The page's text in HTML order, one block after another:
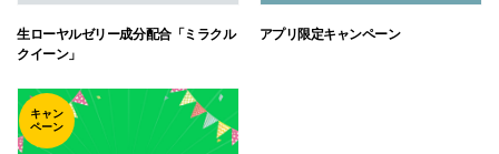
生ローヤルゼリー成分配合「ミラクル
クイーン」
アプリ限定キャンペーン
キャン
ペーン